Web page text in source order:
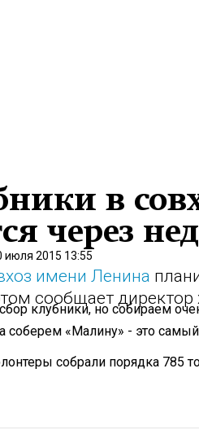
в
через
июля 2015 13:55
имени Ленина
сообщает директор
клубники, но собираем
«Малину» - это самый
собрали порядка 785